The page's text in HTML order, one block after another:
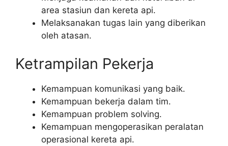
area stasiun dan kereta api.
Melaksanakan tugas lain yang diberikan
oleh atasan.
Ketrampilan Pekerja
Kemampuan komunikasi yang baik.
Kemampuan bekerja dalam tim.
Kemampuan problem solving.
Kemampuan mengoperasikan peralatan
operasional kereta api.